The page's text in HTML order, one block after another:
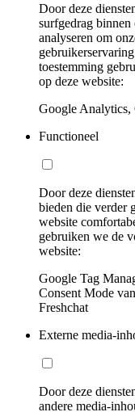
Door deze
surfgedrag
analyseren om
toestemming
op deze website:
Google
Functioneel
Door deze
bieden die verder
website
gebruiken we de
website:
Google Tag
Consent Mode
Freshchat
Externe media-
Door deze
andere media-